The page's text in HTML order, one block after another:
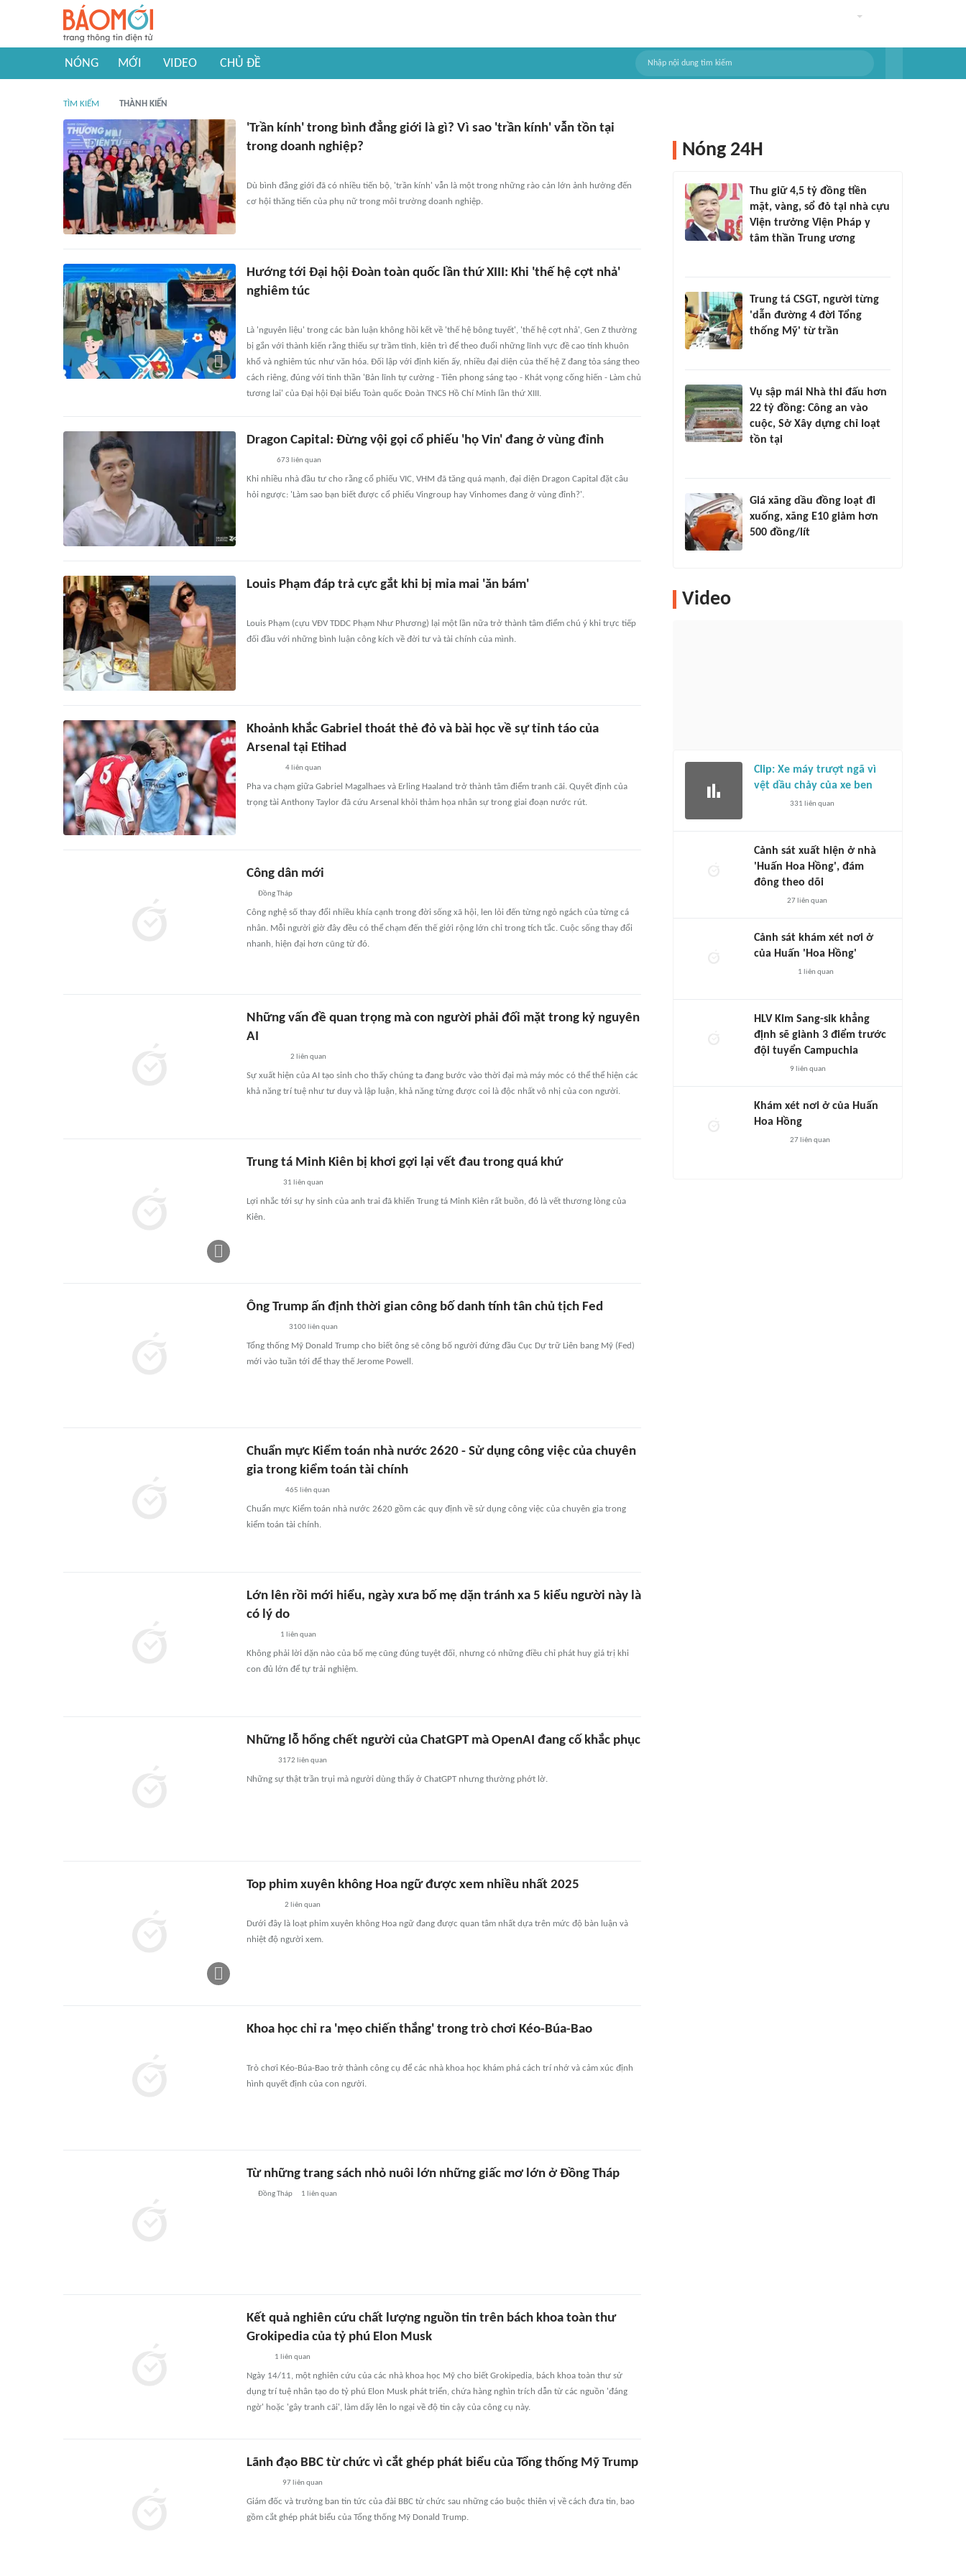
NÓNG MỚI VIDEO CHỦ ĐỀ
TÌM KIẾM THÀNH KIẾN
'Trần kính' trong bình đẳng giới là gì? Vì sao 'trần kính' vẫn tồn tại
trong doanh nghiệp?
Dù bình đẳng giới đã có nhiều tiến bộ, 'trần kính' vẫn là một trong những rào cản lớn ảnh hưởng đến
cơ hội thăng tiến của phụ nữ trong môi trường doanh nghiệp.
Hướng tới Đại hội Đoàn toàn quốc lần thứ XIII: Khi 'thế hệ cợt nhả'
nghiêm túc
Là 'nguyên liệu' trong các bàn luận không hồi kết về 'thế hệ bông tuyết', 'thế hệ cợt nhả', Gen Z thường
bị gắn với thành kiến rằng thiếu sự trầm tĩnh, kiên trì để theo đuổi những lĩnh vực đề cao tính khuôn
khổ và nghiêm túc như văn hóa. Đối lập với định kiến ấy, nhiều đại diện của thế hệ Z đang tỏa sáng theo
cách riêng, đúng với tinh thần 'Bản lĩnh tự cường - Tiên phong sáng tạo - Khát vọng cống hiến - Làm chủ
tương lai' của Đại hội Đại biểu Toàn quốc Đoàn TNCS Hồ Chí Minh lần thứ XIII.
Dragon Capital: Đừng vội gọi cổ phiếu 'họ Vin' đang ở vùng đỉnh
673 liên quan
Khi nhiều nhà đầu tư cho rằng cổ phiếu VIC, VHM đã tăng quá mạnh, đại diện Dragon Capital đặt câu
hỏi ngược: 'Làm sao bạn biết được cổ phiếu Vingroup hay Vinhomes đang ở vùng đỉnh?'.
Louis Phạm đáp trả cực gắt khi bị mỉa mai 'ăn bám'
Louis Phạm (cựu VĐV TDDC Phạm Như Phương) lại một lần nữa trở thành tâm điểm chú ý khi trực tiếp
đối đầu với những bình luận công kích về đời tư và tài chính của mình.
Khoảnh khắc Gabriel thoát thẻ đỏ và bài học về sự tỉnh táo của
Arsenal tại Etihad
4 liên quan
Pha va chạm giữa Gabriel Magalhaes và Erling Haaland trở thành tâm điểm tranh cãi. Quyết định của
trọng tài Anthony Taylor đã cứu Arsenal khỏi thảm họa nhân sự trong giai đoạn nước rút.
Công dân mới
Đồng Tháp
Công nghệ số thay đổi nhiều khía cạnh trong đời sống xã hội, len lỏi đến từng ngỏ ngách của từng cá
nhân. Mỗi người giờ đây đều có thể chạm đến thế giới rộng lớn chỉ trong tích tắc. Cuộc sống thay đổi
nhanh, hiện đại hơn cũng từ đó.
Những vấn đề quan trọng mà con người phải đối mặt trong kỷ nguyên
AI
2 liên quan
Sự xuất hiện của AI tạo sinh cho thấy chúng ta đang bước vào thời đại mà máy móc có thể thể hiện các
khả năng trí tuệ như tư duy và lập luận, khả năng từng được coi là độc nhất vô nhị của con người.
Trung tá Minh Kiên bị khơi gợi lại vết đau trong quá khứ
31 liên quan
Lợi nhắc tới sự hy sinh của anh trai đã khiến Trung tá Minh Kiên rất buồn, đó là vết thương lòng của
Kiên.
Ông Trump ấn định thời gian công bố danh tính tân chủ tịch Fed
3100liên quan
Tổng thống Mỹ Donald Trump cho biết ông sẽ công bố người đứng đầu Cục Dự trữ Liên bang Mỹ (Fed)
mới vào tuần tới để thay thế Jerome Powell.
Chuẩn mực Kiểm toán nhà nước 2620 - Sử dụng công việc của chuyên
gia trong kiểm toán tài chính
465 liên quan
Chuẩn mực Kiểm toán nhà nước 2620 gồm các quy định về sử dụng công việc của chuyên gia trong
kiểm toán tài chính.
Lớn lên rồi mới hiểu, ngày xưa bố mẹ dặn tránh xa 5 kiểu người này là
có lý do
1 liên quan
Không phải lời dặn nào của bố mẹ cũng đúng tuyệt đối, nhưng có những điều chỉ phát huy giá trị khi
con đủ lớn để tự trải nghiệm.
Những lỗ hổng chết người của ChatGPT mà OpenAI đang cố khắc phục
3172 liên quan
Những sự thật trần trụi mà người dùng thấy ở ChatGPT nhưng thường phớt lờ.
Top phim xuyên không Hoa ngữ được xem nhiều nhất 2025
2 liên quan
Dưới đây là loạt phim xuyên không Hoa ngữ đang được quan tâm nhất dựa trên mức độ bàn luận và
nhiệt độ người xem.
Khoa học chỉ ra 'mẹo chiến thắng' trong trò chơi Kéo-Búa-Bao
Trò chơi Kéo-Búa-Bao trở thành công cụ để các nhà khoa học khám phá cách trí nhớ và cảm xúc định
hình quyết định của con người.
Từ những trang sách nhỏ nuôi lớn những giấc mơ lớn ở Đồng Tháp
Đồng Tháp 1 liên quan
Kết quả nghiên cứu chất lượng nguồn tin trên bách khoa toàn thư
Grokipedia của tỷ phú Elon Musk
1 liên quan
Ngày 14/11, một nghiên cứu của các nhà khoa học Mỹ cho biết Grokipedia, bách khoa toàn thư sử
dụng trí tuệ nhân tạo do tỷ phú Elon Musk phát triển, chứa hàng nghìn trích dẫn từ các nguồn 'đáng
ngờ' hoặc 'gây tranh cãi', làm dấy lên lo ngại về độ tin cậy của công cụ này.
Lãnh đạo BBC từ chức vì cắt ghép phát biểu của Tổng thống Mỹ Trump
97liên quan
Giám đốc và trưởng ban tin tức của đài BBC từ chức sau những cáo buộc thiên vị về cách đưa tin, bao
gồm cắt ghép phát biểu của Tổng thống Mỹ Donald Trump.
Nóng 24H
Thu giữ 4,5 tỷ đồng tiền
mặt, vàng, sổ đỏ tại nhà cựu
Viện trưởng Viện Pháp y
tâm thần Trung ương
Trung tá CSGT, người từng
'dẫn đường 4 đời Tổng
thống Mỹ' từ trần
Vụ sập mái Nhà thi đấu hơn
22 tỷ đồng: Công an vào
cuộc, Sở Xây dựng chỉ loạt
tồn tại
Giá xăng dầu đồng loạt đi
xuống, xăng E10 giảm hơn
500 đồng/lít
Video
Clip: Xe máy trượt ngã vì
vệt dầu chảy của xe ben
331 liên quan
Cảnh sát xuất hiện ở nhà
'Huấn Hoa Hồng', đám
đông theo dõi
27liên quan
Cảnh sát khám xét nơi ở
của Huấn 'Hoa Hồng'
1 liên quan
HLV Kim Sang-sik khẳng
định sẽ giành 3 điểm trước
đội tuyển Campuchia
9 liên quan
Khám xét nơi ở của Huấn
Hoa Hồng
27liên quan